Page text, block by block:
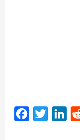
FacebookTwitter